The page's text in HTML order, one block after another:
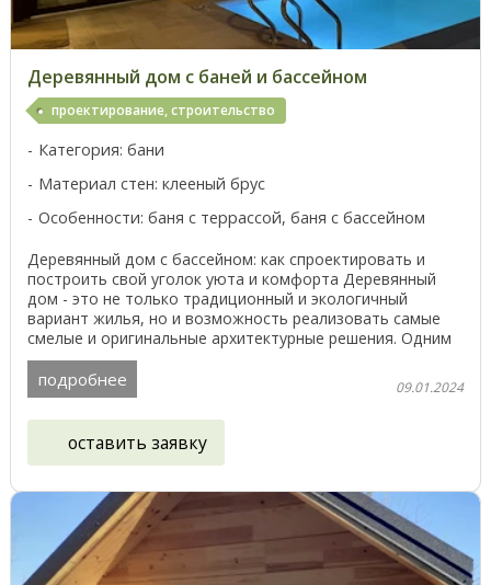
Деревянный дом с баней и бассейном
проектирование, строительство
Категория: бани
Материал стен: клееный брус
Особенности: баня с террассой, баня с бассейном
Деревянный дом с бассейном: как спроектировать и
построить свой уголок уюта и комфорта Деревянный
дом - это не только традиционный и экологичный
вариант жилья, но и возможность реализовать самые
смелые и оригинальные архитектурные решения. Одним
из ...
подробнее 09.01.2024
оставить заявку